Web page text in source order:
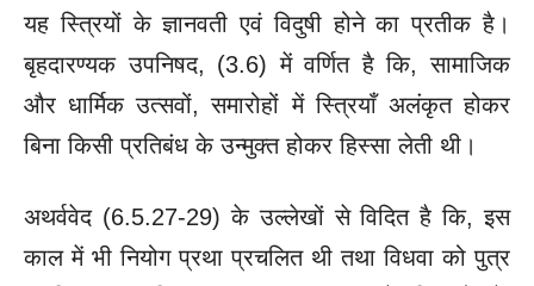
यह स्त्रियों के ज्ञानवती एवं विदुषी होने का प्रतीक है।
बृहदारण्यक उपनिषद, (3.6) में वर्णित है कि, सामाजिक
और धार्मिक उत्सवों, समारोहों में स्त्रियाँ अलंकृत होकर
बिना किसी प्रतिबंध के उन्मुक्त होकर हिस्सा लेती थी।
अथर्ववेद (6.5.27-29) के उल्लेखों से विदित है कि, इस
काल में भी नियोग प्रथा प्रचलित थी तथा विधवा को पुत्र